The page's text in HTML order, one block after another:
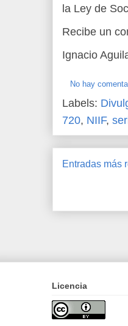
la Ley de
Recibe un
Ignacio
No hay
Labels:
720, NIIF,
Entradas más
Licencia